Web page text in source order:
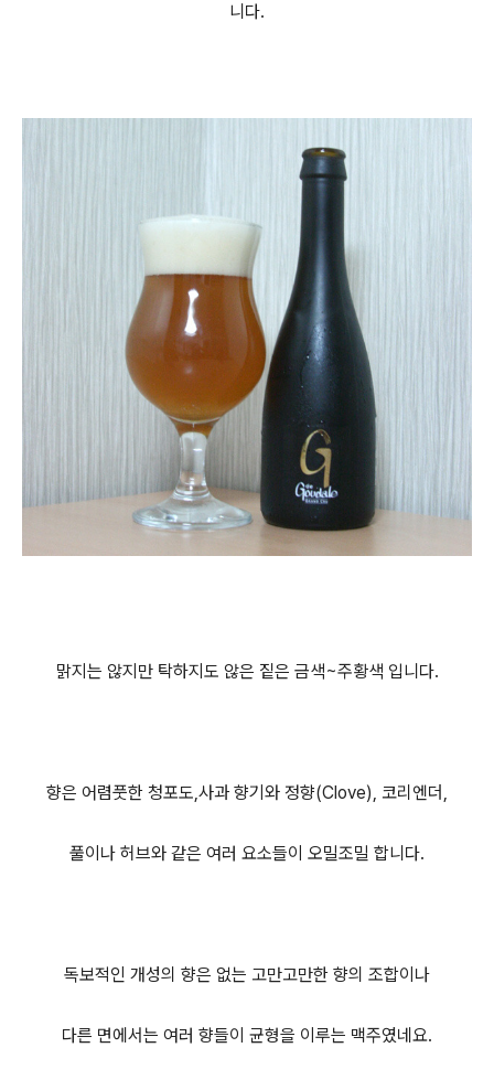
니다.
맑지는 않지만 탁하지도 않은 짙은 금색~주황색 입니다.
향은 어렴풋한 청포도,사과 향기와 정향(Clove), 코리엔더,
풀이나 허브와 같은 여러 요소들이 오밀조밀 합니다.
독보적인 개성의 향은 없는 고만고만한 향의 조합이나
다른 면에서는 여러 향들이 균형을 이루는 맥주였네요.